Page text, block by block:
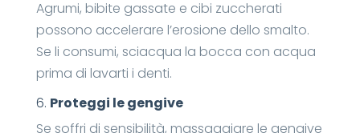
Agrumi, bibite gassate e cibi zuccherati
possono accelerare l’erosione dello smalto.
Se li consumi, sciacqua la bocca con acqua
prima di lavarti i denti.
6. Proteggi le gengive
Se soffri di sensibilità, massaggiare le gengive